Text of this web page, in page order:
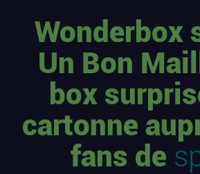
Wonderbox
Un Bon
box
cartonne
fans de